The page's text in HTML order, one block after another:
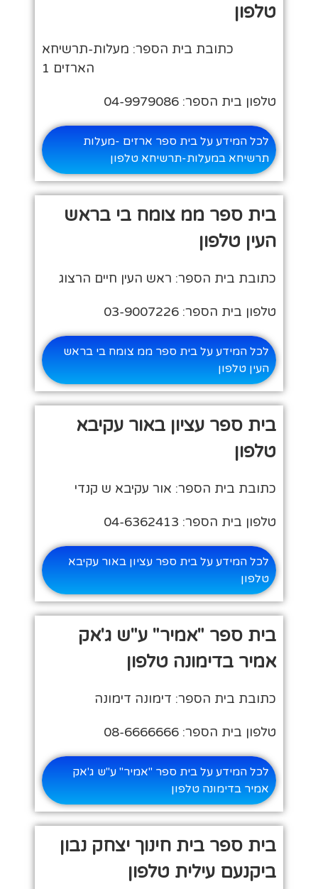
טלפון
כתובת בית הספר: מעלות-תרשיחא
הארזים 1
טלפון בית הספר: 04-9979086
לכל המידע על בית ספר ארזים -מעלות
תרשיחא במעלות-תרשיחא טלפון
בית ספר ממ צומח בי בראש
העין טלפון
כתובת בית הספר: ראש העין חיים הרצוג
טלפון בית הספר: 03-9007226
לכל המידע על בית ספר ממ צומח בי בראש
העין טלפון
בית ספר עציון באור עקיבא
טלפון
כתובת בית הספר: אור עקיבא ש קנדי
טלפון בית הספר: 04-6362413
לכל המידע על בית ספר עציון באור עקיבא
טלפון
בית ספר "אמיר" ע"ש ג'אק
אמיר בדימונה טלפון
כתובת בית הספר: דימונה דימונה
טלפון בית הספר: 08-6666666
לכל המידע על בית ספר "אמיר" ע"ש ג'אק
אמיר בדימונה טלפון
בית ספר בית חינוך יצחק נבון
ביקנעם עילית טלפון